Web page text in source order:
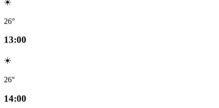
26°
13:00
☀️
26°
14:00